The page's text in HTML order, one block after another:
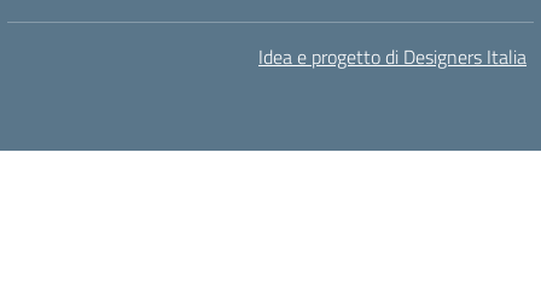
Idea e progetto di Designers Italia